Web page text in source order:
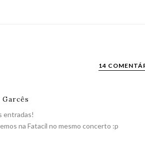
14
Garcês
entradas!
na Fatacil no mesmo concerto :p